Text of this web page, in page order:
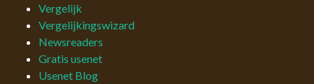
Vergelijk
Vergelijkingswizard
Newsreaders
Gratis usenet
Usenet Blog